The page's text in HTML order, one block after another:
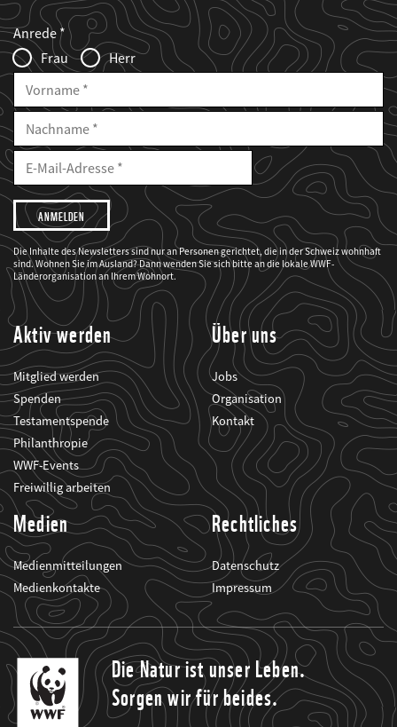
Web2Case
Infofelder
Fieldset
anrede_name
Anrede
Frau
Herr
Vorname
Nachname
E-
Mailadresse
E-
Adresse
Ich
möchte,
dass
der
WWF
mich
über
seine
Projekte
informiert.
Die Inhalte des Newsletters sind nur an Personen gerichtet, die in der Schweiz wohnhaft
sind. Wohnen Sie im Ausland? Dann wenden Sie sich bitte an die lokale WWF-
Länderorganisation an Ihrem Wohnort.
Aktiv werden
Mitglied werden
Spenden
Testamentspende
Philanthropie
WWF-Events
Freiwillig arbeiten
Über uns
Jobs
Organisation
Kontakt
Medien
Medienmitteilungen
Medienkontakte
Rechtliches
Datenschutz
Impressum
Die Natur ist unser Leben.
Sorgen wir für beides.